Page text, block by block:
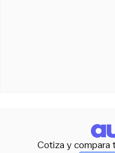
Cotiza y compara